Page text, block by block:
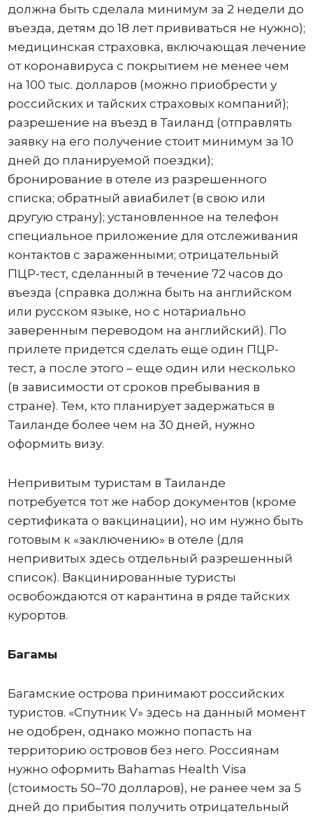
должна быть сделала минимум за 2 недели до
въезда, детям до 18 лет прививаться не нужно);
медицинская страховка, включающая лечение
от коронавируса с покрытием не менее чем
на 100 тыс. долларов (можно приобрести у
российских и тайских страховых компаний);
разрешение на въезд в Таиланд (отправлять
заявку на его получение стоит минимум за 10
дней до планируемой поездки);
бронирование в отеле из разрешенного
списка; обратный авиабилет (в свою или
другую страну); установленное на телефон
специальное приложение для отслеживания
контактов с зараженными; отрицательный
ПЦР-тест, сделанный в течение 72 часов до
въезда (справка должна быть на английском
или русском языке, но с нотариально
заверенным переводом на английский). По
прилете придется сделать еще один ПЦР-
тест, а после этого – еще один или несколько
(в зависимости от сроков пребывания в
стране). Тем, кто планирует задержаться в
Таиланде более чем на 30 дней, нужно
оформить визу.
Непривитым туристам в Таиланде
потребуется тот же набор документов (кроме
сертификата о вакцинации), но им нужно быть
готовым к «заключению» в отеле (для
непривитых здесь отдельный разрешенный
список). Вакцинированные туристы
освобождаются от карантина в ряде тайских
курортов.
Багамы
Багамские острова принимают российских
туристов. «Спутник V» здесь на данный момент
не одобрен, однако можно попасть на
территорию островов без него. Россиянам
нужно оформить Bahamas Health Visa
(стоимость 50–70 долларов), не ранее чем за 5
дней до прибытия получить отрицательный